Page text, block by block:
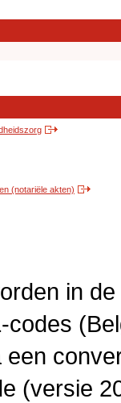
(notariële akten)
in
codes
een
(versie